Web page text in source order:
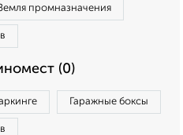
промназначения
(0)
Гаражные боксы